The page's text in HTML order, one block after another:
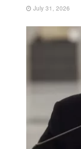
July 31, 2026